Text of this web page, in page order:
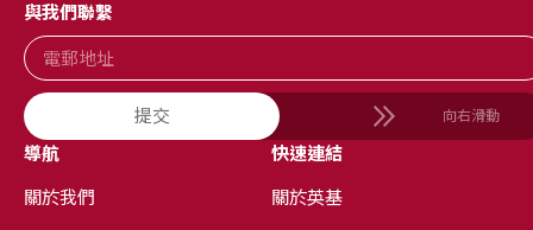
與我們聯繫
提交 向右滑動
導航
關於我們
快速連結
關於英基